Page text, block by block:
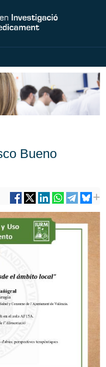
Bueno